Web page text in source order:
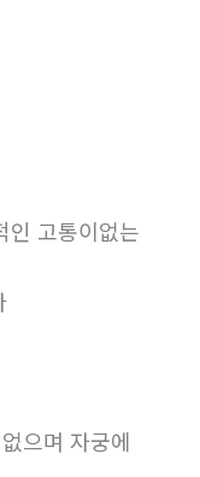
인 고통이없는
으며 자궁에